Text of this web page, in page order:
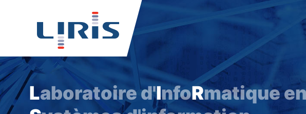
Laboratoire d'InfoRmatique en